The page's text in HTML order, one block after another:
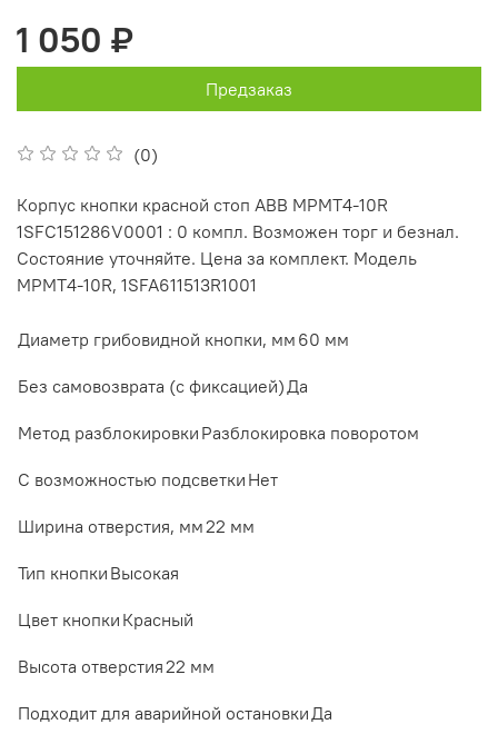
(0)
1 050 ₽
Предзаказ
Корпус кнопки красной стоп ABB MPMT4-10R
1SFC151286V0001 : 0 компл. Возможен торг и безнал.
Состояние уточняйте. Цена за комплект. Модель
MPMT4-10R, 1SFA611513R1001
Диаметр грибовидной кнопки, мм 60 мм
Без самовозврата (с фиксацией) Да
Метод разблокировки Разблокировка поворотом
С возможностью подсветки Нет
Ширина отверстия, мм22 мм
Тип кнопки Высокая
Цвет кнопки Красный
Высота отверстия22 мм
Подходит для аварийной остановки Да